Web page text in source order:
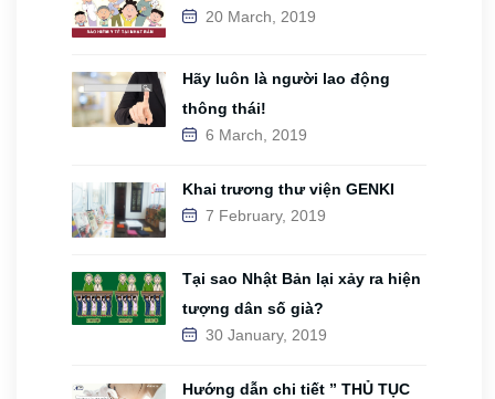
20 March, 2019
Hãy luôn là người lao động
thông thái!
6 March, 2019
Khai trương thư viện GENKI
7 February, 2019
Tại sao Nhật Bản lại xảy ra hiện
tượng dân số già?
30 January, 2019
Hướng dẫn chi tiết ” THỦ TỤC